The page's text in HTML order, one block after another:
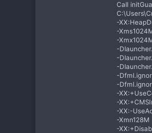
Call
-
-
-
-
-
-
-
-
-
-
-XX:-
-Xmn128M
-